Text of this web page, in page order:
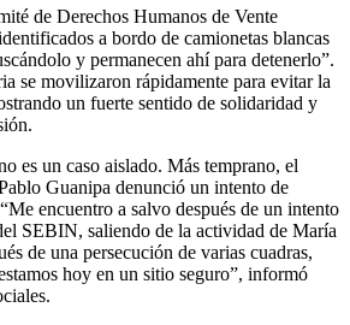
de Derechos Humanos de Vente
a bordo de camionetas blancas
y permanecen ahí para detenerlo”.
se movilizaron rápidamente para evitar la
un fuerte sentido de solidaridad y
es un caso aislado. Más temprano, el
Guanipa denunció un intento de
encuentro a salvo después de un intento
SEBIN, saliendo de la actividad de María
de una persecución de varias cuadras,
hoy en un sitio seguro”, informó